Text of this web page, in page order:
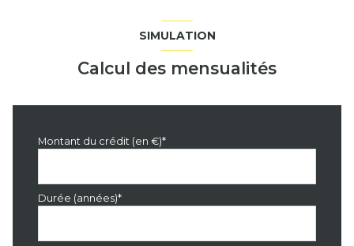
SIMULATION
Calcul des mensualités
Montant du crédit (en €)*
Durée (années)*